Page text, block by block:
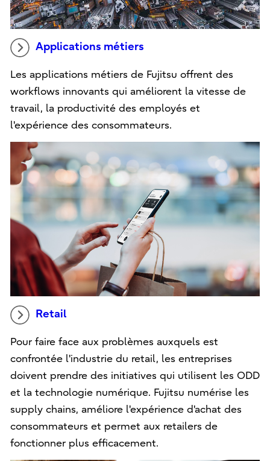
Applications métiers
Les applications métiers de Fujitsu offrent des
workflows innovants qui améliorent la vitesse de
travail, la productivité des employés et
l'expérience des consommateurs.
Retail
Pour faire face aux problèmes auxquels est
confrontée l'industrie du retail, les entreprises
doivent prendre des initiatives qui utilisent les ODD
et la technologie numérique. Fujitsu numérise les
supply chains, améliore l'expérience d'achat des
consommateurs et permet aux retailers de
fonctionner plus efficacement.